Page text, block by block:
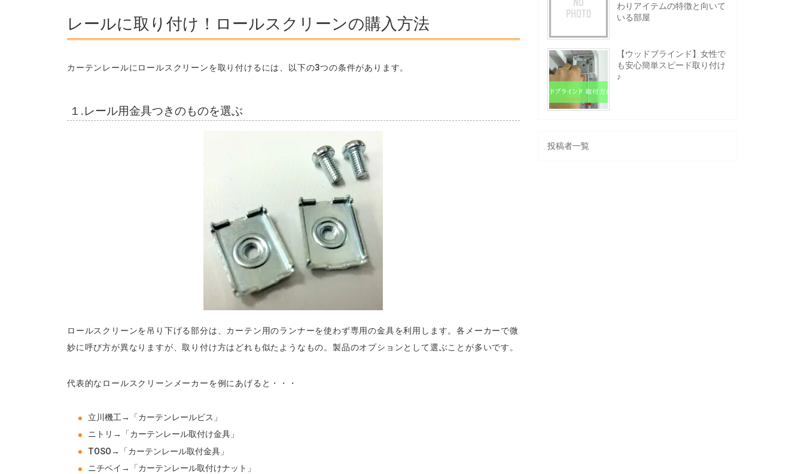
レールに取り付け！ロールスクリーンの購入方法
カーテンレールにロールスクリーンを取り付けるには、以下の3つの条件があります。
１.レール用金具つきのものを選ぶ
ロールスクリーンを吊り下げる部分は、カーテン用のランナーを使わず専用の金具を利用します。各メーカーで微
妙に呼び方が異なりますが、取り付け方はどれも似たようなもの。製品のオプションとして選ぶことが多いです。
代表的なロールスクリーンメーカーを例にあげると・・・
立川機工→「カーテンレールビス」
ニトリ→「カーテンレール取付け金具」
TOSO→「カーテンレール取付金具」
ニチベイ→「カーテンレール取付けナット」
わりアイテムの特徴と向いて
いる部屋
【ウッドブラインド】女性で
も安心簡単スピード取り付け
♪
投稿者一覧